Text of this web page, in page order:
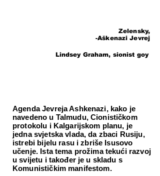
Zelensky,
-Aškenazi Jevrej
Lindsey Graham, sionist goy
Agenda Jevreja Ashkenazi, kako je
navedeno u Talmudu, Cionističkom
protokolu i Kalgarijskom planu, je
jedna svjetska vlada, da zbaci Rusiju,
istrebi bijelu rasu i zbriše Isusovo
učenje. Ista tema prožima tekući razvoj
u svijetu i također je u skladu s
Komunističkim manifestom.